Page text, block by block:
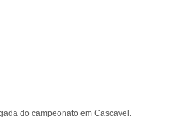
do campeonato em Cascavel.